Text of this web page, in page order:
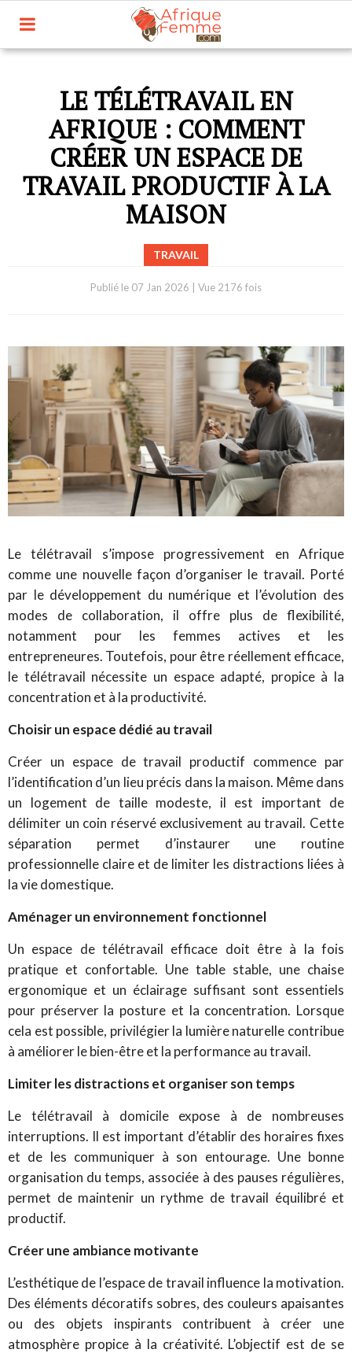
LE TÉLÉTRAVAIL EN
AFRIQUE : COMMENT
CRÉER UN ESPACE DE
TRAVAIL PRODUCTIF À LA
MAISON
TRAVAIL
Publié le 07 Jan 2026 Vue 2176 fois
Le télétravail s’impose progressivement en Afrique
comme une nouvelle façon d’organiser le travail. Porté
par le développement du numérique et l’évolution des
modes de collaboration, il offre plus de flexibilité,
notamment pour les femmes actives et les
entrepreneures. Toutefois, pour être réellement efficace,
le télétravail nécessite un espace adapté, propice à la
concentration et à la productivité.
Choisir un espace dédié au travail
Créer un espace de travail productif commence par
l’identification d’un lieu précis dans la maison. Même dans
un logement de taille modeste, il est important de
délimiter un coin réservé exclusivement au travail. Cette
séparation permet d’instaurer une routine
professionnelle claire et de limiter les distractions liées à
la vie domestique.
Aménager un environnement fonctionnel
Un espace de télétravail efficace doit être à la fois
pratique et confortable. Une table stable, une chaise
ergonomique et un éclairage suffisant sont essentiels
pour préserver la posture et la concentration. Lorsque
cela est possible, privilégier la lumière naturelle contribue
à améliorer le bien-être et la performance au travail.
Limiter les distractions et organiser son temps
Le télétravail à domicile expose à de nombreuses
interruptions. Il est important d’établir des horaires fixes
et de les communiquer à son entourage. Une bonne
organisation du temps, associée à des pauses régulières,
permet de maintenir un rythme de travail équilibré et
productif.
Créer une ambiance motivante
L’esthétique de l’espace de travail influence la motivation.
Des éléments décoratifs sobres, des couleurs apaisantes
ou des objets inspirants contribuent à créer une
atmosphère propice à la créativité. L’objectif est de se